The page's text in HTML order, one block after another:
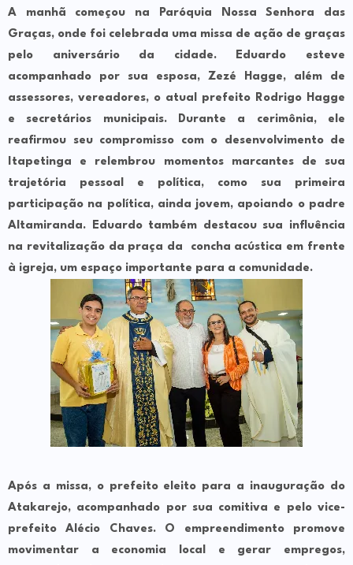
A manhã começou na Paróquia Nossa Senhora das
Graças, onde foi celebrada uma missa de ação de graças
pelo aniversário da cidade. Eduardo esteve
acompanhado por sua esposa, Zezé Hagge, além de
assessores, vereadores, o atual prefeito Rodrigo Hagge
e secretários municipais. Durante a cerimônia, ele
reafirmou seu compromisso com o desenvolvimento de
Itapetinga e relembrou momentos marcantes de sua
trajetória pessoal e política, como sua primeira
participação na política, ainda jovem, apoiando o padre
Altamiranda. Eduardo também destacou sua influência
na revitalização da praça da concha acústica em frente
à igreja, um espaço importante para a comunidade.
Após a missa, o prefeito eleito para a inauguração do
Atakarejo, acompanhado por sua comitiva e pelo vice-
prefeito Alécio Chaves. O empreendimento promove
movimentar a economia local e gerar empregos,